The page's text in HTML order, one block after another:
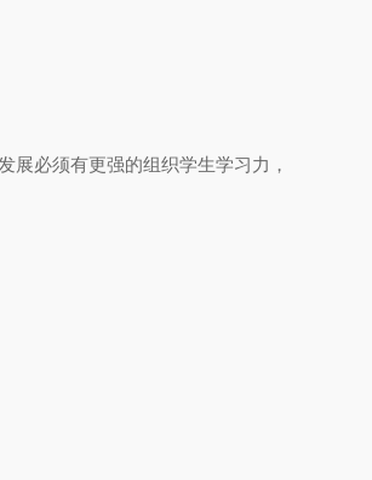
展必须有更强的组织学生学习力，